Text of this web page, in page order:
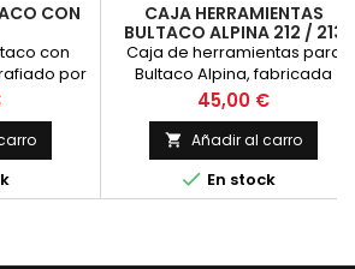
CON
con
por
el dedo
CAJA HERRAMIENTAS
BULTACO ALPINA 212 / 213
Caja de herramientas para
Bultaco Alpina, fabricada
como sustitucion de la caja de
herramientas original, no
incluye herrajes, es necesario
colocar las pletinas de la caja
existente y pintar antes de
colocar.
Precio
45,00 €
 Añadir al carro
 En stock